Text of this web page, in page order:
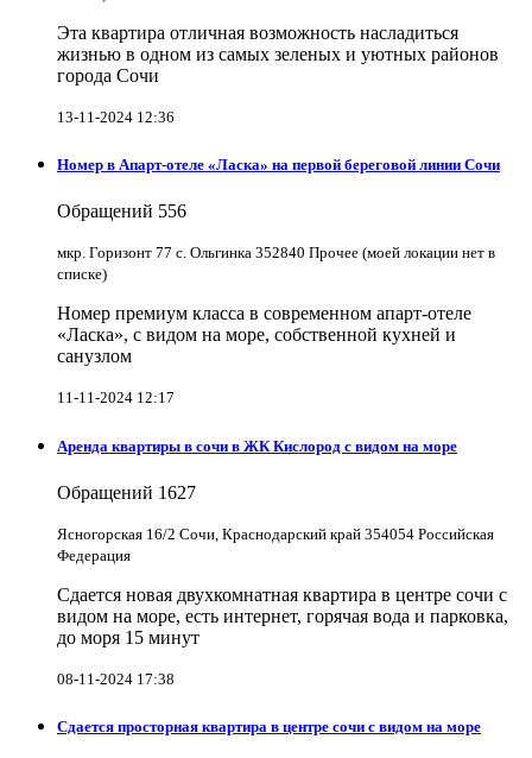
Эта квартира отличная возможность насладиться
жизнью в одном из самых зеленых и уютных районов
города Сочи
13-11-2024 12:36
Номер в Апарт-отеле «Ласка» на первой береговой линии Сочи
Обращений 556
мкр. Горизонт 77 с. Ольгинка 352840 Прочее (моей локации нет в
списке)
Номер премиум класса в современном апарт-отеле
«Ласка», с видом на море, собственной кухней и
санузлом
11-11-2024 12:17
Аренда квартиры в сочи в ЖК Кислород с видом на море
Обращений 1627
Ясногорская 16/2 Сочи, Краснодарский край 354054 Российская
Федерация
Сдается новая двухкомнатная квартира в центре сочи с
видом на море, есть интернет, горячая вода и парковка,
до моря 15 минут
08-11-2024 17:38
Сдается просторная квартира в центре сочи с видом на море